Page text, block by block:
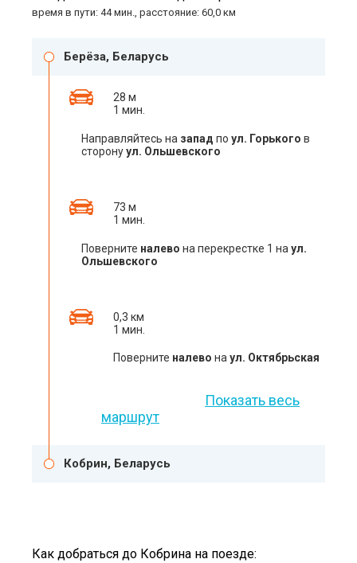
время в пути: 44 мин., расстояние: 60,0 км
Берёза, Беларусь
28 м
1 мин.
Направляйтесь на запад по ул. Горького в
сторонуул. Ольшевского
73 м
1 мин.
Поверните налево на перекрестке 1 на ул.
Ольшевского
0,3 км
1 мин.
Поверните налево на ул. Октябрьская
Показать весь
маршрут
Кобрин, Беларусь
Как добраться до Кобрина на поезде: